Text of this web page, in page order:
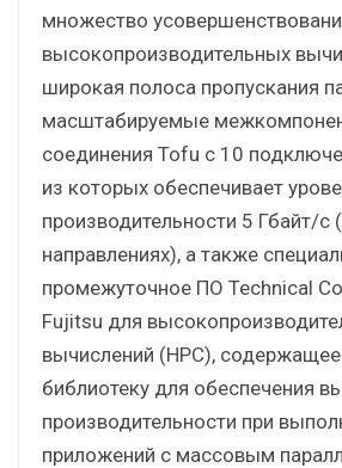
множество
высокопроизводительных
широкая полоса пропускания
масштабируемые
соединения Tofu с 10
из которых обеспечивает
производительности 5 Гбайт/с
направлениях), а также
промежуточное ПО Technical
Fujitsu для
вычислений (HPC),
библиотеку для обеспечения
производительности при
приложений с массовым